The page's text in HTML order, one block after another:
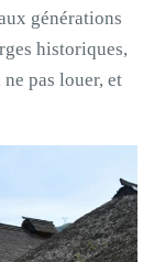
générations
historiques,
pas louer, et